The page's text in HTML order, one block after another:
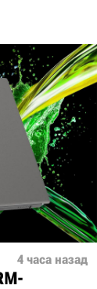
4 часа назад